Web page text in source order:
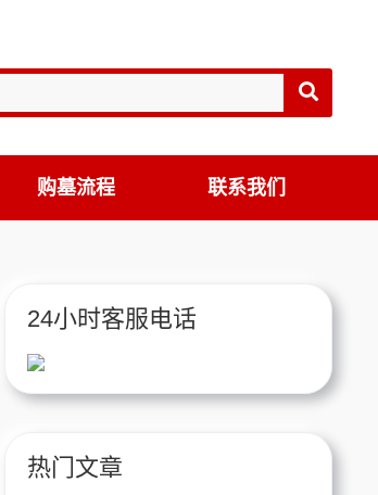
购墓流程 联系我们
24小时客服电话
热门文章